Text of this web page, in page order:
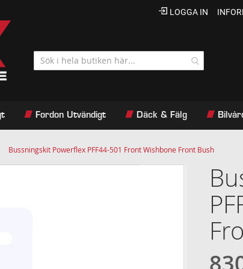
LOGGA IN
Fordon Utvändigt Däck & Fälg
Bussningskit Powerflex PFF44-501 Front Wishbone Front Bush